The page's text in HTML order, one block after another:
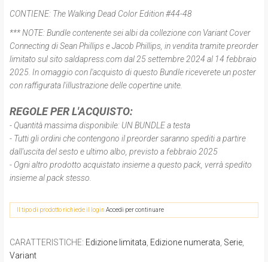
CONTIENE: The Walking Dead Color Edition #44-48
*** NOTE:Bundle contenente sei albi da collezione con Variant Cover
Connecting di Sean Phillips e Jacob Phillips, in vendita tramite preorder
limitato sul sito saldapress.com dal 25 settembre 2024 al 14 febbraio
2025. In omaggio con l'acquisto di questo Bundle riceverete un poster
con raffigurata l'illustrazione delle copertine unite.
REGOLE PER L'ACQUISTO:
- Quantità massima disponibile: UN BUNDLE a testa
- Tutti gli ordini che contengono il preorder saranno spediti a partire
dall'uscita del sesto e ultimo albo, previsto a febbraio 2025
- Ogni altro prodotto acquistato insieme a questo pack, verrà spedito
insieme al pack stesso.
Il tipo di prodotto richiede il login Accedi per continuare
CARATTERISTICHE: Edizione limitata Edizione numerata Serie
Variant